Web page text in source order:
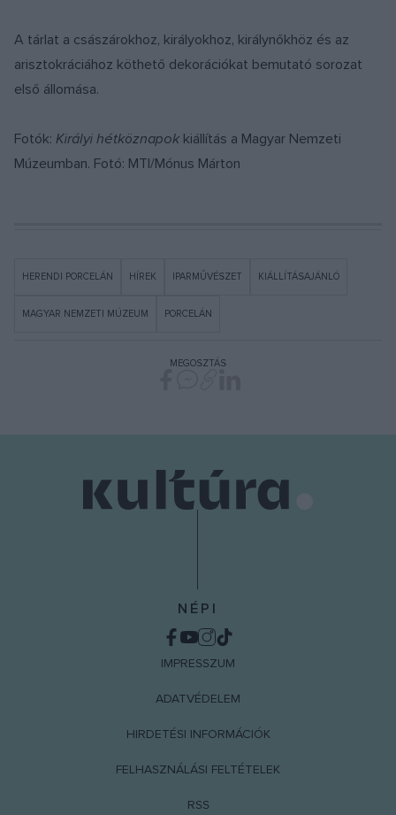
A tárlat a császárokhoz, királyokhoz, királynőkhöz és az
arisztokráciához köthető dekorációkat bemutató sorozat
első állomása.
Fotók: Királyi hétköznapok kiállítás a Magyar Nemzeti
Múzeumban. Fotó: MTI/Mónus Márton
HERENDI PORCELÁN HÍREK IPARMŰVÉSZET KIÁLLÍTÁSAJÁNLÓ
MAGYAR NEMZETI MÚZEUM PORCELÁN
MEGOSZTÁS
NÉPI
IMPRESSZUM
ADATVÉDELEM
HIRDETÉSI INFORMÁCIÓK
FELHASZNÁLÁSI FELTÉTELEK
RSS